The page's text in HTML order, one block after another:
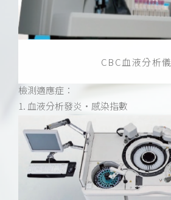
CBC血液分析儀
檢測適應症：
1. 血液分析發炎・感染指數